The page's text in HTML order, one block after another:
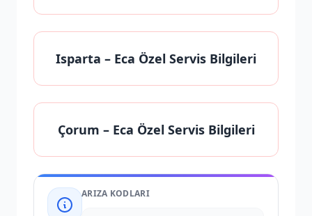
Isparta – Eca Özel Servis Bilgileri
Çorum – Eca Özel Servis Bilgileri
ARIZA KODLARI